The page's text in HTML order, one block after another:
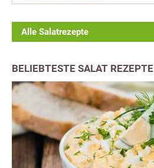
Alle Salatrezepte
BELIEBTESTE SALAT REZEPTE